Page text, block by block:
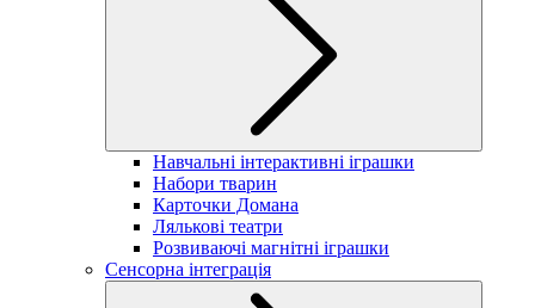
Навчальні інтерактивні іграшки
Набори тварин
Карточки Домана
Лялькові театри
Розвиваючі магнітні іграшки
Сенсорна інтеграція